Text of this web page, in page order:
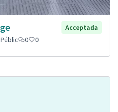
Acceptada
0 0